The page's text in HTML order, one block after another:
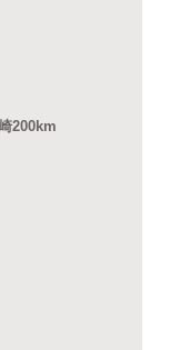
200km